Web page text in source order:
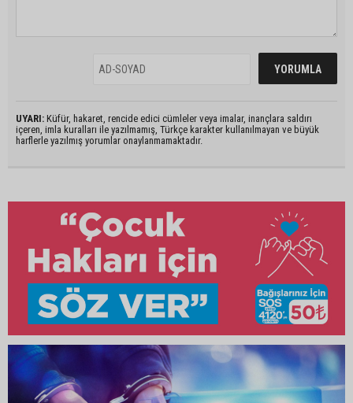
UYARI: Küfür, hakaret, rencide edici cümleler veya imalar, inançlara saldırı
içeren, imla kuralları ile yazılmamış, Türkçe karakter kullanılmayan ve büyük
harflerle yazılmış yorumlar onaylanmamaktadır.